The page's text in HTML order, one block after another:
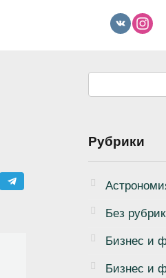
Рубрики
Без
Бизнеc и
Бизнес и